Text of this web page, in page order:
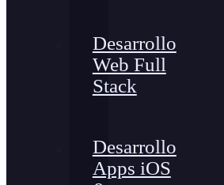
Desarrollo
Web Full
Stack
Desarrollo
Apps iOS